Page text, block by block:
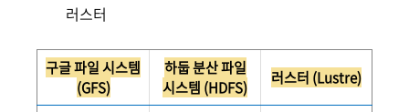
러스터
구글 파일 시스템
(GFS)
하둡 분산 파일
시스템 (HDFS)
러스터 (Lustre)